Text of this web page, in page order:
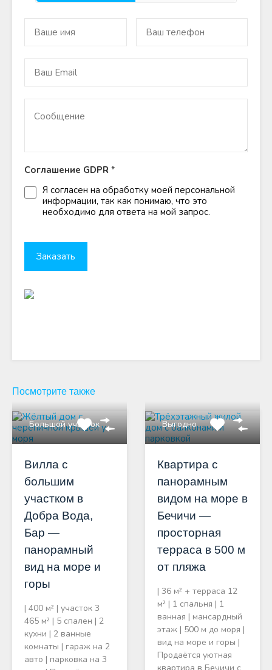
Соглашение GDPR *
Я согласен на обработку моей персональной
информации, так как понимаю, что это
необходимо для ответа на мой запрос.
Посмотрите также
Большой участок
Вилла с
большим
участком в
Добра Вода,
Бар —
панорамный
вид на море и
горы
| 400 м² | участок 3
465 м² | 5 спален | 2
кухни | 2 ванные
комнаты | гараж на 2
авто | парковка на 3
Выгодно
Квартира с
панорамным
видом на море в
Бечичи —
просторная
терраса в 500 м
от пляжа
| 36 м² + терраса 12
м² | 1 спальня | 1
ванная | мансардный
этаж | 500 м до моря |
вид на море и горы |
Продаётся уютная